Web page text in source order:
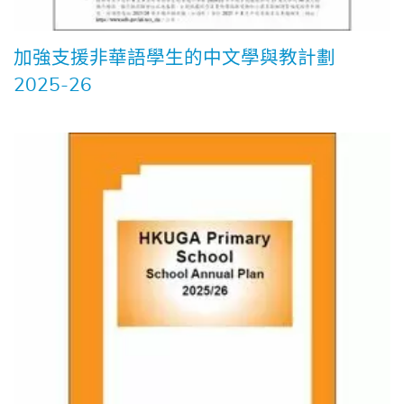
加強支援非華語學生的中文學與教計劃
2025-26